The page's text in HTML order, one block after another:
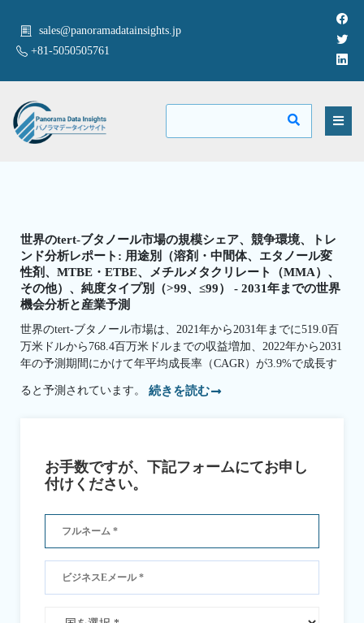
sales@panoramadatainsights.jp
+81-5050505761
世界のtert-ブタノール市場の規模シェア、競争環境、トレ
ンド分析レポート: 用途別（溶剤・中間体、エタノール変
性剤、MTBE・ETBE、メチルメタクリレート（MMA）、
その他）、純度タイプ別（>99、≤99） - 2031年までの世界
機会分析と産業予測
世界のtert-ブタノール市場は、2021年から2031年までに519.0百
万米ドルから768.4百万米ドルまでの収益増加、2022年から2031
年の予測期間にかけて年平均成長率（CAGR）が3.9%で成長す
ると予測されています。 続きを読む
お手数ですが、下記フォームにてお申し
付けください。